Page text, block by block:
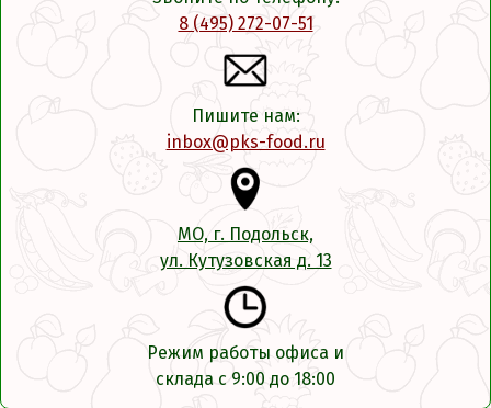
8 (495) 272-07-51
Пишите нам:
inbox@pks-food.ru
МО, г. Подольск,
ул. Кутузовская д. 13
Режим работы офиса и
склада с 9:00 до 18:00